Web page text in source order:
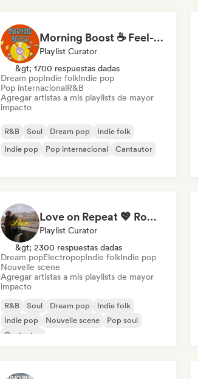
Morning Boost ☕ Feel-Good Funk, Soul & Neo-Soul to Wake Up
Playlist Curator
&gt; 1700 respuestas dadas
Dream popIndie folkIndie pop
Pop internacionalR&B
Agregar artistas a mis playlists de mayor
impacto
R&B Soul Dream pop
Indie folk
Indie pop
Pop internacional Cantautor
Love on Repeat 💖 Romantic Indie Pop, Neo Soul & Singer-Songwriter
Playlist Curator
&gt; 2300 respuestas dadas
Dream popElectropopIndie folkIndie pop
Nouvelle scene
Agregar artistas a mis playlists de mayor
impacto
R&B Soul Dream pop
Indie folk
Indie pop
Nouvelle scene
Pop soul
Cantautor